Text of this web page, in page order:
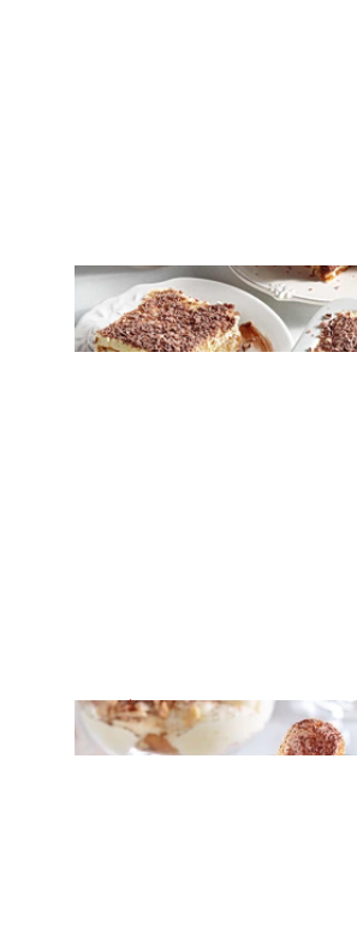
Γλυκό ψυγείου με
σοκολάτες
ΓΛΥΚΑ ΨΥΓΕΙΟΥ
Ζαμπαγιόνε: Ιταλική
ΜΟΥΣ / ΚΡΕΜΕΣ